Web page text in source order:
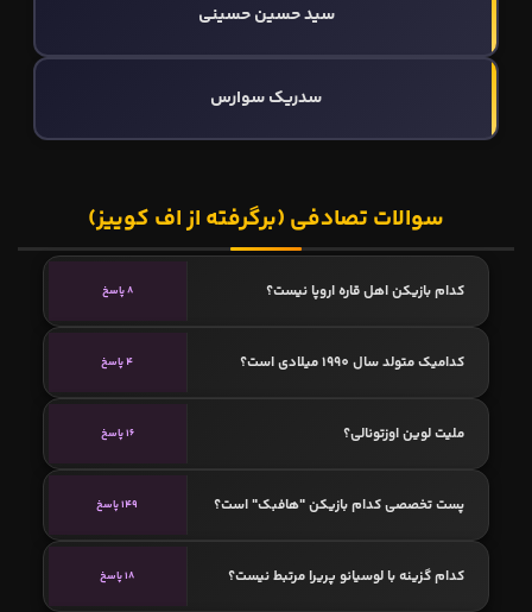
سید حسین حسینی
سدریک سوارس
سوالات تصادفی (برگرفته از اف کوییز)
کدام بازیکن اهل قاره اروپا نیست؟ 8 پاسخ
کدامیک متولد سال 1990 میلادی است؟ 4 پاسخ
ملیت لوین اوزتونالی؟ 16 پاسخ
پست تخصصی کدام بازیکن "هافبک" است؟ 149 پاسخ
کدام گزینه با لوسیانو پریرا مرتبط نیست؟ 18 پاسخ